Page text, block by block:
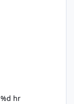
%d hr